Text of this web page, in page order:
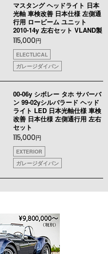
マスタング ヘッドライト 日本
光軸 車検改善 日本仕様 左側通
行用 ロービーム ユニット
2010-14y 左右セット VLAND製
115,000円
ELECTLICAL
ガレージダイバン
00-06y シボレー タホ サバーバ
ン 99-02yシルバラード ヘッド
ライト LED 日本光軸仕様 車検
改善 日本仕様 左側通行用 左右
セット
115,000円
EXTERIOR
ガレージダイバン